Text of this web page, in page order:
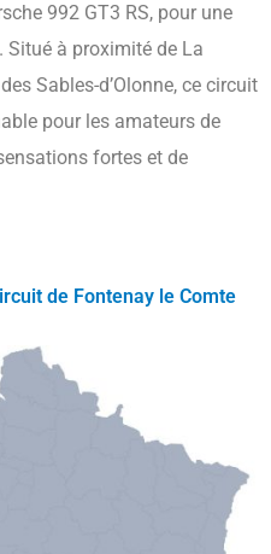
992 GT3 RS, pour une
Situé à proximité de La
Sables-d’Olonne, ce circuit
pour les amateurs de
fortes et de
de Fontenay le Comte